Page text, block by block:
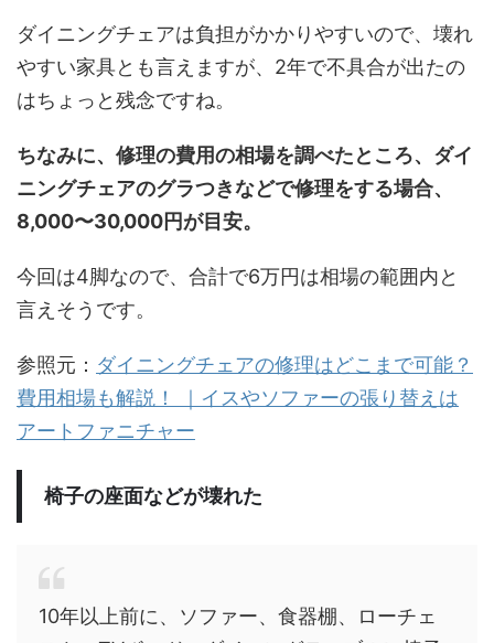
ダイニングチェアは負担がかかりやすいので、壊れ
やすい家具とも言えますが、2年で不具合が出たの
はちょっと残念ですね。
ちなみに、修理の費用の相場を調べたところ、ダイ
ニングチェアのグラつきなどで修理をする場合、
8,000〜30,000円が目安。
今回は4脚なので、合計で6万円は相場の範囲内と
言えそうです。
参照元： ダイニングチェアの修理はどこまで可能？
費用相場も解説！ ｜イスやソファーの張り替えは
アートファニチャー
椅子の座面などが壊れた
10年以上前に、ソファー、食器棚、ローチェ